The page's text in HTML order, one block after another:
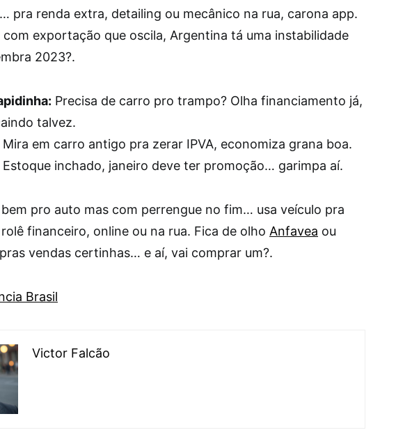
pra renda extra, detailing ou mecânico na rua, carona app.
com exportação que oscila, Argentina tá uma instabilidade
2023?.
Precisa de carro pro trampo? Olha financiamento já,
talvez.
Mira em carro antigo pra zerar IPVA, economiza grana boa.
Estoque inchado, janeiro deve ter promoção… garimpa aí.
pro auto mas com perrengue no fim… usa veículo pra
financeiro, online ou na rua. Fica de olho Anfavea ou
pras vendas certinhas… e aí, vai comprar um?.
Brasil
Victor Falcão